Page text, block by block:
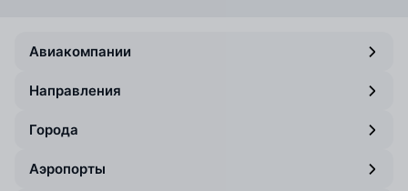
Авиакомпании
Направления
Города
Аэропорты